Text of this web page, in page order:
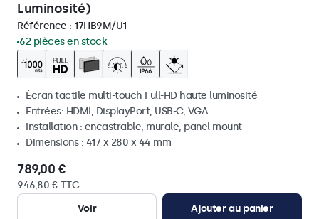
Luminosité)
Référence : 17HB9M/U1
62 pièces en stock
Écran tactile multi-touch Full-HD haute luminosité
Entrées: HDMI, DisplayPort, USB-C, VGA
Installation : encastrable, murale, panel mount
Dimensions : 417 x 280 x 44 mm
789,00 €
946,80 € TTC
Voir
Ajouter au panier